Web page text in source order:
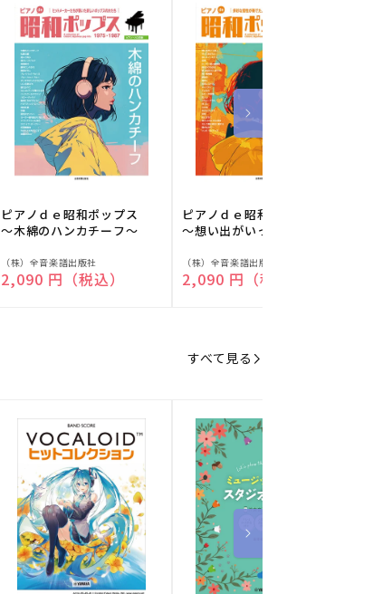
ピアノｄｅ昭和ポップス
～木綿のハンカチーフ～
販
売
（株）全音楽譜出版社
通常価格
2,090 円（税込）
ピアノｄｅ昭和ポップス
～想い出がいっぱい～
販
売
（株）全音楽譜出版社
通常価格
2,090 円（税込）
すべて見る